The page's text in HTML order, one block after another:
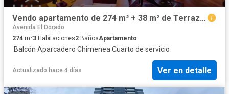
Vendo apartamento de 274 m² + 38 m² de Terraza en Rosales
Avenida El Dorado
274 m²3 Habitaciones2 BañosApartamento
·Balcón·Aparcadero·Chimenea·Cuarto de servicio
Actualizado hace 4 días Ver en detalle